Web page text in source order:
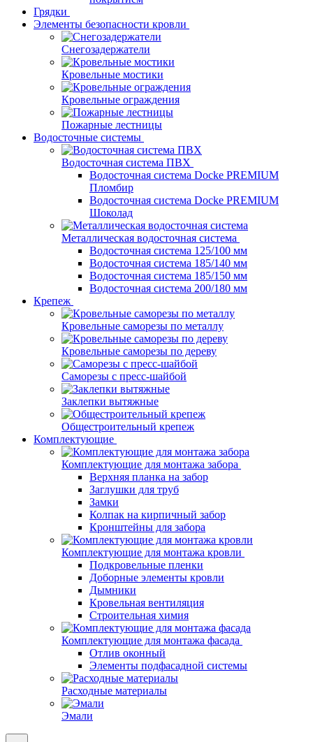
Грядки
Элементы безопасности кровли
Снегозадержатели
Кровельные мостики
Кровельные ограждения
Пожарные лестницы
Водосточные системы
Водосточная система ПВХ
Водосточная система Docke PREMIUM
Пломбир
Водосточная система Docke PREMIUM
Шоколад
Металлическая водосточная система
Водосточная система 125/100 мм
Водосточная система 185/140 мм
Водосточная система 185/150 мм
Водосточная система 200/180 мм
Крепеж
Кровельные саморезы по металлу
Кровельные саморезы по дереву
Саморезы с пресс-шайбой
Заклепки вытяжные
Общестроительный крепеж
Комплектующие
Комплектующие для монтажа забора
Верхняя планка на забор
Заглушки для труб
Замки
Колпак на кирпичный забор
Кронштейны для забора
Комплектующие для монтажа кровли
Подкровельные пленки
Доборные элементы кровли
Дымники
Кровельная вентиляция
Строительная химия
Комплектующие для монтажа фасада
Отлив оконный
Элементы подфасадной системы
Расходные материалы
Эмали